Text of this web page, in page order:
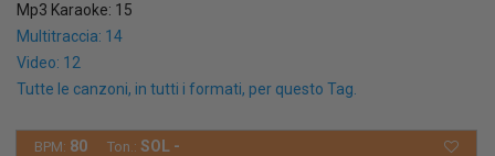
Mp3 Karaoke: 15
Multitraccia: 14
Video: 12
Tutte le canzoni, in tutti i formati, per questo Tag.
BPM: 80 Ton.: SOL -